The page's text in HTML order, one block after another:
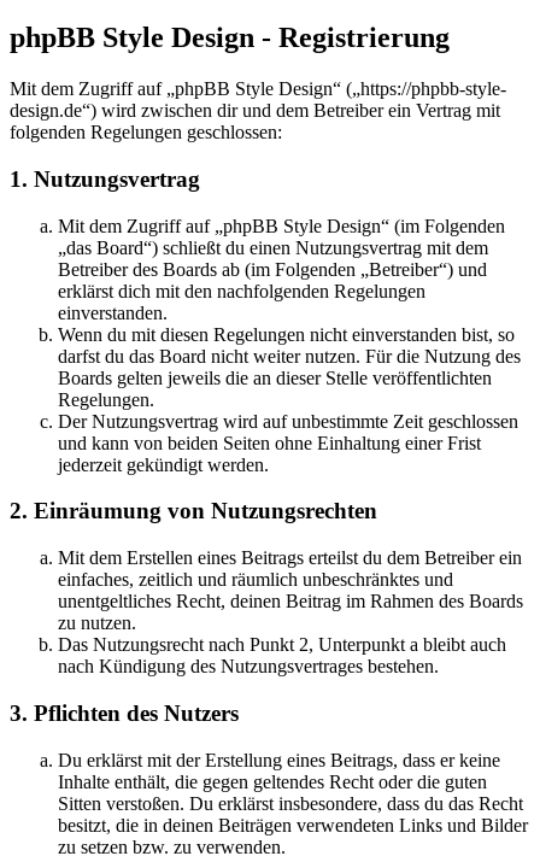
phpBB Style Design - Registrierung
Mit dem Zugriff auf „phpBB Style Design“ („https://phpbb-style-
design.de“) wird zwischen dir und dem Betreiber ein Vertrag mit
folgenden Regelungen geschlossen:
1. Nutzungsvertrag
Mit dem Zugriff auf „phpBB Style Design“ (im Folgenden
„das Board“) schließt du einen Nutzungsvertrag mit dem
Betreiber des Boards ab (im Folgenden „Betreiber“) und
erklärst dich mit den nachfolgenden Regelungen
einverstanden.
Wenn du mit diesen Regelungen nicht einverstanden bist, so
darfst du das Board nicht weiter nutzen. Für die Nutzung des
Boards gelten jeweils die an dieser Stelle veröffentlichten
Regelungen.
Der Nutzungsvertrag wird auf unbestimmte Zeit geschlossen
und kann von beiden Seiten ohne Einhaltung einer Frist
jederzeit gekündigt werden.
2. Einräumung von Nutzungsrechten
Mit dem Erstellen eines Beitrags erteilst du dem Betreiber ein
einfaches, zeitlich und räumlich unbeschränktes und
unentgeltliches Recht, deinen Beitrag im Rahmen des Boards
zu nutzen.
Das Nutzungsrecht nach Punkt 2, Unterpunkt a bleibt auch
nach Kündigung des Nutzungsvertrages bestehen.
3. Pflichten des Nutzers
Du erklärst mit der Erstellung eines Beitrags, dass er keine
Inhalte enthält, die gegen geltendes Recht oder die guten
Sitten verstoßen. Du erklärst insbesondere, dass du das Recht
besitzt, die in deinen Beiträgen verwendeten Links und Bilder
zu setzen bzw. zu verwenden.